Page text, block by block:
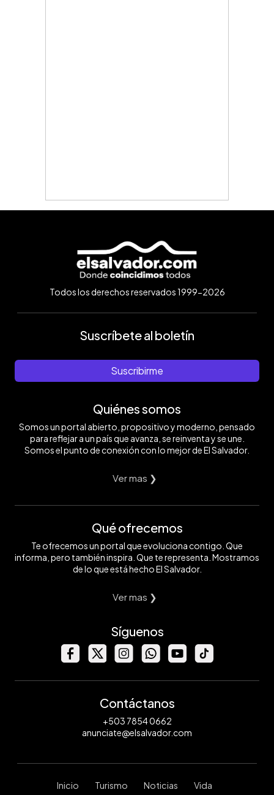
Todos los derechos reservados 1999-2026
Suscríbete al boletín
Suscribirme
Quiénes somos
Somos un portal abierto, propositivo y moderno, pensado
para reflejar a un país que avanza, se reinventa y se une.
Somos el punto de conexión con lo mejor de El Salvador.
Ver mas ❯
Qué ofrecemos
Te ofrecemos un portal que evoluciona contigo. Que
informa, pero también inspira. Que te representa. Mostramos
de lo que está hecho El Salvador.
Ver mas ❯
Síguenos
Contáctanos
+503 7854 0662
anunciate@elsalvador.com
Inicio Turismo Noticias Vida